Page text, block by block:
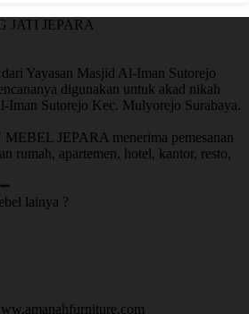
JATI JEPARA
Yayasan Masjid Al-Iman Sutorejo
digunakan untuk akad nikah
Iman Sutorejo Kec. Mulyorejo Surabaya.
JEPARA menerima pemesanan
rumah, apartemen, hotel, kantor, resto,
lainya ?